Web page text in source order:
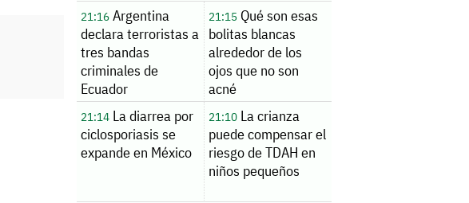
21:16 Argentina
declara terroristas a
tres bandas
criminales de
Ecuador
21:15Qué son esas
bolitas blancas
alrededor de los
ojos que no son
acné
21:14 La diarrea por
ciclosporiasis se
expande en México
21:10La crianza
puede compensar el
riesgo de TDAH en
niños pequeños